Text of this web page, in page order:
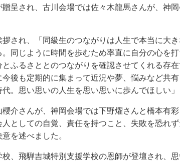
呈され、古川会場では佐々木龍馬さんが、神
され、「同級生のつながりは人生で本当に大
同じように時間を歩むため率直に自分の心を
ふるさととのつながりを確認させてくれる存
後も定期的に集まって近況や夢、悩みなど共
。思い思いの人生を思い思いに歩んでほしい」
介さんが、神岡会場では下野燿さんと橋本有
としての自覚、責任を持つこと、失敗を恐れ
を述べました。
、飛騨吉城特別支援学校の恩師が登壇され、